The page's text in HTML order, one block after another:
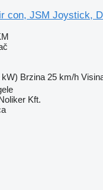
con, JSM Joystick,
Brzina 25 km/h
Kft.